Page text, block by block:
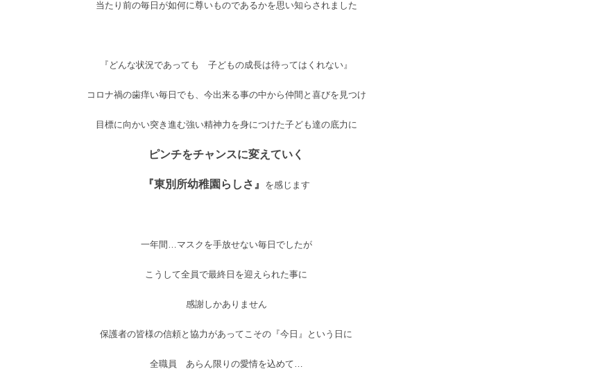
当たり前の毎日が如何に尊いものであるかを思い知らされました
『どんな状況であっても 子どもの成長は待ってはくれない』
コロナ禍の歯痒い毎日でも、今出来る事の中から仲間と喜びを見つけ
目標に向かい突き進む強い精神力を身につけた子ども達の底力に
ピンチをチャンスに変えていく
『東別所幼稚園らしさ』 を感じます
一年間…マスクを手放せない毎日でしたが
こうして全員で最終日を迎えられた事に
感謝しかありません
保護者の皆様の信頼と協力があってこその『今日』という日に
全職員 あらん限りの愛情を込めて…